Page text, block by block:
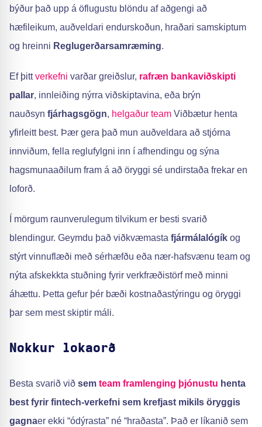
býður það upp á öflugustu blöndu af aðgengi að
hæfileikum, auðveldari endurskoðun, hraðari samskiptum
og hreinni Reglugerðarsamræming.
Ef þittverkefni varðar greiðslur, rafræn bankaviðskipti
pallar, innleiðing nýrra viðskiptavina, eða brýn
nauðsyn fjárhagsgögn, helgaður team Viðbætur henta
yfirleitt best. Þær gera það mun auðveldara að stjórna
innviðum, fella reglufylgni inn í afhendingu og sýna
hagsmunaaðilum fram á að öryggi sé undirstaða frekar en
loforð.
Í mörgum raunverulegum tilvikum er besti svarið
blendingur. Geymdu það viðkvæmasta fjármálalógík og
stýrt vinnuflæði með sérhæfðu eða nær-hafsvænu team og
nýta afskekkta stuðning fyrir verkfræðistörf með minni
áhættu. Þetta gefur þér bæði kostnaðastýringu og öryggi
þar sem mest skiptir máli.
Nokkur lokaorð
Besta svarið við sem team framlenging þjónustu henta
best fyrir fintech-verkefni sem krefjast mikils öryggis
gagnaer ekki “ódýrasta” né “hraðasta”. Það er líkanið sem